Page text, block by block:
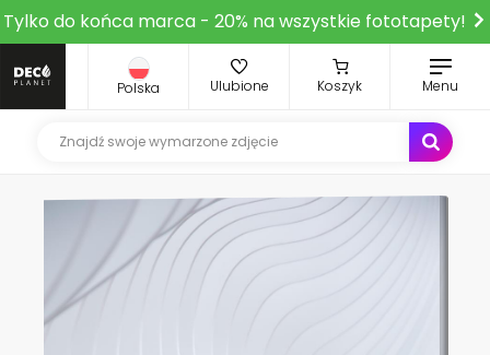
Tylko do końca marca - 20% na wszystkie fototapety!
Polska Ulubione Koszyk Menu